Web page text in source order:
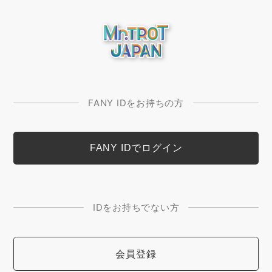
FANY IDをお持ちの方
IDをお持ちでない方
会員登録